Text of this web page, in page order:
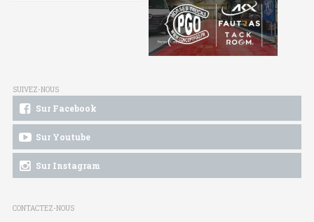
SUIVEZ-NOUS
Sur Facebook
Sur Youtube
Sur Instagram
CONTACTEZ-NOUS